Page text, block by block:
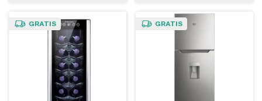
GRATIS GRATIS